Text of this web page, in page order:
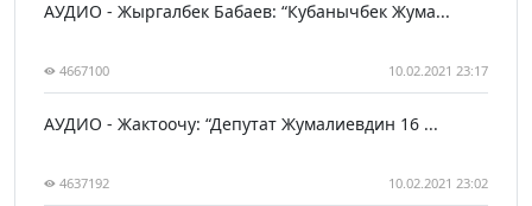
АУДИО - Жыргалбек Бабаев: “Кубанычбек Жума...
4667100 10.02.2021 23:17
АУДИО - Жактоочу: “Депутат Жумалиевдин 16 ...
4637192 10.02.2021 23:02